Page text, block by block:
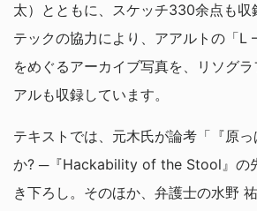
太）とともに、スケッチ330余点も収
テックの協力により、アアルトの「L
をめぐるアーカイブ写真を、リソグ
アルも収録しています。
テキストでは、元木氏が論考「『原
か? ─『Hackability of the Stool』の
き下ろし。そのほか、弁護士の水野